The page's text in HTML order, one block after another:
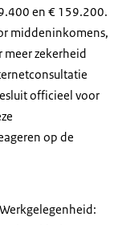
en € 159.200.
middeninkomens,
zekerheid
officieel voor
op de